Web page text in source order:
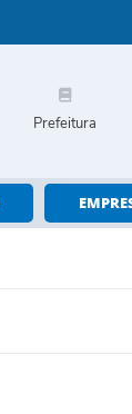
Prefeitura